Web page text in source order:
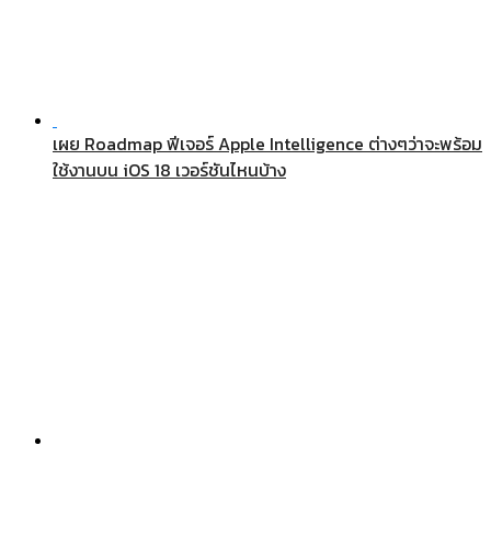
เผย Roadmap ฟีเจอร์ Apple Intelligence ต่างๆว่าจะพร้อม
ใช้งานบน iOS 18 เวอร์ชันไหนบ้าง